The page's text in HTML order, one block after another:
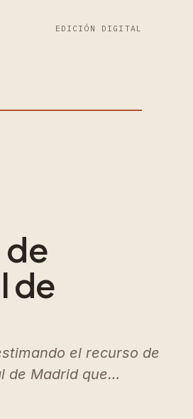
EDICIÓN DIGITAL
de
de
el recurso de
de Madrid que…